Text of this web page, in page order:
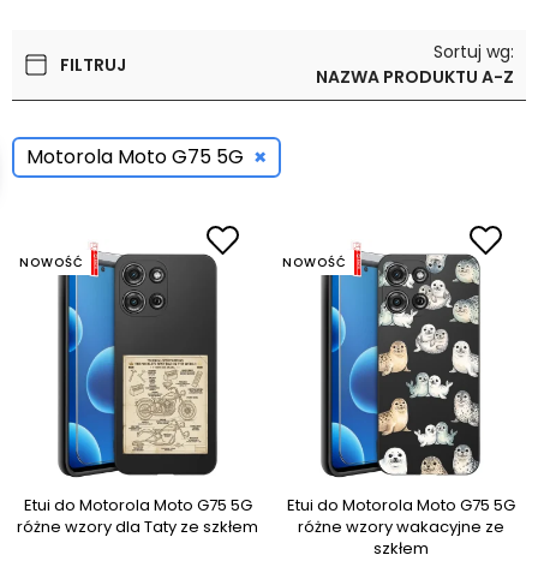
FILTRUJ
Sortuj wg:
NAZWA PRODUKTU A-Z
Motorola Moto G75 5G ×
Etui do Motorola Moto G75 5G
różne wzory dla Taty ze szkłem
NOWOŚĆ
Etui do Motorola Moto G75 5G
różne wzory wakacyjne ze
szkłem
NOWOŚĆ